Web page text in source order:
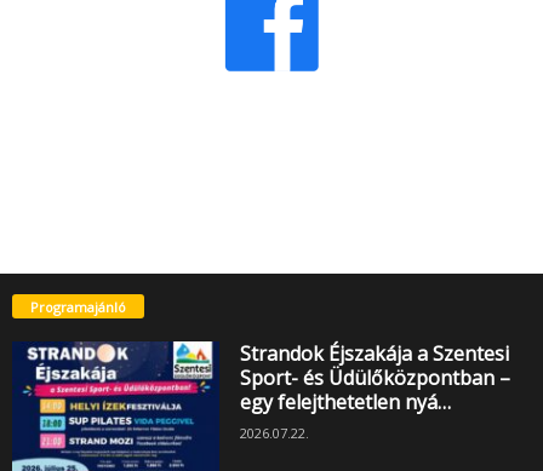
Programajánló
Strandok Éjszakája a Szentesi
Sport- és Üdülőközpontban –
egy felejthetetlen nyá…
2026.07.22.